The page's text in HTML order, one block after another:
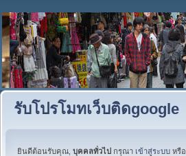
รับโปรโมทเว็บติดgoogle
ยินดีต้อนรับคุณ, บุคคลทั่วไป กรุณา เข้าสู่ระบบ หรือ